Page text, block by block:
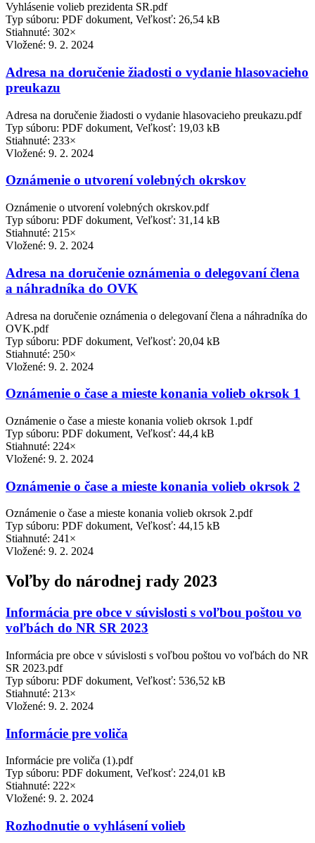
Vyhlásenie volieb prezidenta SR.pdf
Typ súboru: PDF dokument, Veľkosť: 26,54 kB
Stiahnuté: 302×
Vložené: 9. 2. 2024
Adresa na doručenie žiadosti o vydanie hlasovacieho
preukazu
Adresa na doručenie žiadosti o vydanie hlasovacieho preukazu.pdf
Typ súboru: PDF dokument, Veľkosť: 19,03 kB
Stiahnuté: 233×
Vložené: 9. 2. 2024
Oznámenie o utvorení volebných okrskov
Oznámenie o utvorení volebných okrskov.pdf
Typ súboru: PDF dokument, Veľkosť: 31,14 kB
Stiahnuté: 215×
Vložené: 9. 2. 2024
Adresa na doručenie oznámenia o delegovaní člena
a náhradníka do OVK
Adresa na doručenie oznámenia o delegovaní člena a náhradníka do
OVK.pdf
Typ súboru: PDF dokument, Veľkosť: 20,04 kB
Stiahnuté: 250×
Vložené: 9. 2. 2024
Oznámenie o čase a mieste konania volieb okrsok 1
Oznámenie o čase a mieste konania volieb okrsok 1.pdf
Typ súboru: PDF dokument, Veľkosť: 44,4 kB
Stiahnuté: 224×
Vložené: 9. 2. 2024
Oznámenie o čase a mieste konania volieb okrsok 2
Oznámenie o čase a mieste konania volieb okrsok 2.pdf
Typ súboru: PDF dokument, Veľkosť: 44,15 kB
Stiahnuté: 241×
Vložené: 9. 2. 2024
Voľby do národnej rady 2023
Informácia pre obce v súvislosti s voľbou poštou vo
voľbách do NR SR 2023
Informácia pre obce v súvislosti s voľbou poštou vo voľbách do NR
SR 2023.pdf
Typ súboru: PDF dokument, Veľkosť: 536,52 kB
Stiahnuté: 213×
Vložené: 9. 2. 2024
Informácie pre voliča
Informácie pre voliča (1).pdf
Typ súboru: PDF dokument, Veľkosť: 224,01 kB
Stiahnuté: 222×
Vložené: 9. 2. 2024
Rozhodnutie o vyhlásení volieb